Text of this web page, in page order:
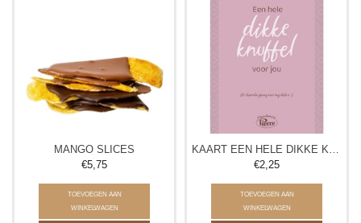
MANGO SLICES
€5,75
TOEVOEGEN AAN
WINKELWAGEN
€2,25
TOEVOEGEN AAN
WINKELWAGEN